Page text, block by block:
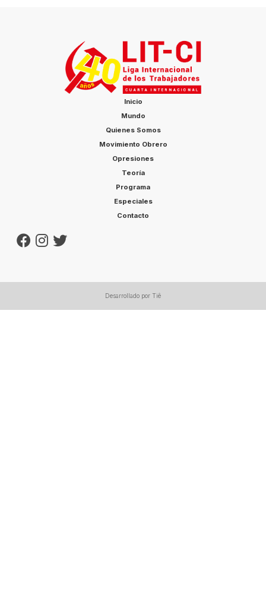
Inicio
Mundo
Quienes Somos
Movimiento Obrero
Opresiones
Teoría
Programa
Especiales
Contacto
Desarrollado por Tiê